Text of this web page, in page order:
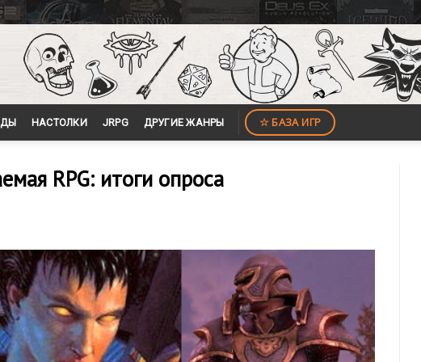
НАСТОЛКИ JRPG ДРУГИЕ ЖАНРЫ ☆ БАЗА ИГР
RPG: итоги опроса